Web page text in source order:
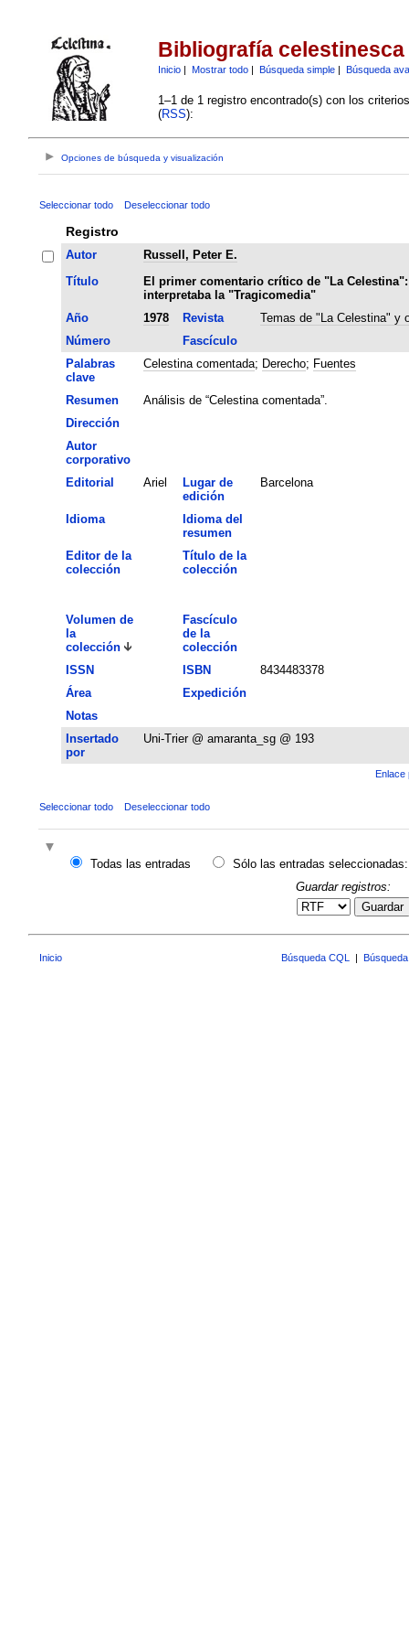
Bibliografía celestinesca
Inicio| Mostrar todo| Búsqueda simple| Búsqueda
1–1 de 1 registro encontrado(s) con los
(RSS):
Opciones de búsqueda y visualización
Seleccionar todo Deseleccionar todo
Registro
Autor
Russell, Peter E.
Título
El primer comentario crítico de "La
interpretaba la "Tragicomedia"
Año
1978 Revista
Temas de "La Celestina" y
Número
Fascículo
Palabras
clave
Celestina comentada; Derecho; Fuentes
Resumen
Análisis de “Celestina comentada”.
Dirección
Autor
corporativo
Editorial
Ariel
Lugar de
edición
Barcelona
Idioma
Idioma del
resumen
Editor de la
colección
Título de la
colección
Volumen de
la
colección
Fascículo
de la
colección
ISSN
ISBN
8434483378
Área
Expedición
Notas
Insertado
por
Uni-Trier @ amaranta_sg @ 193
Enlace
Seleccionar todo Deseleccionar todo
Todas las entradas
Sólo las entradas seleccionadas:
Guardar registros:
Guardar
Inicio Búsqueda CQL